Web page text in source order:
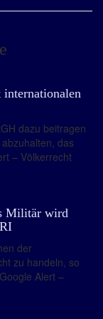
internationalen
dazu beitragen
das
– Völkerrecht
Militär wird
der
zu handeln, so
Alert –